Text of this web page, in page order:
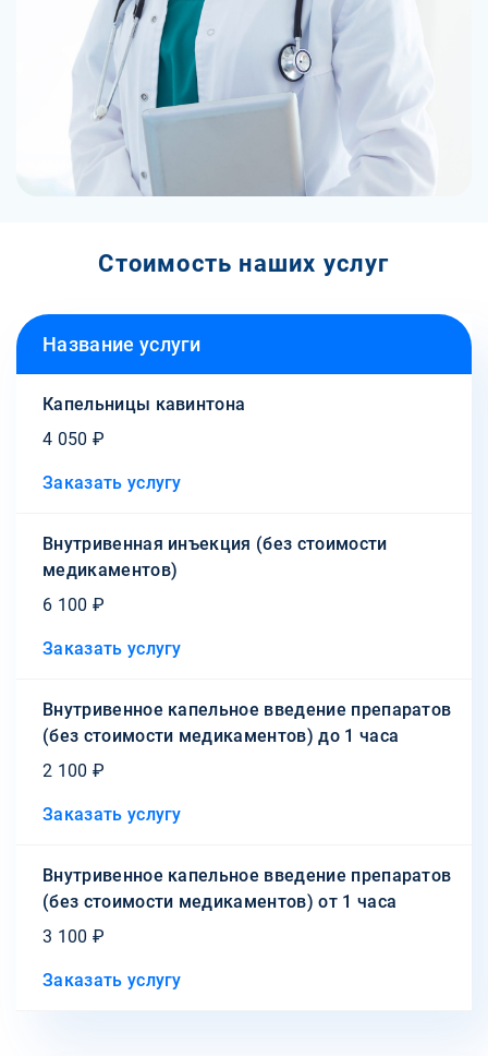
Стоимость наших услуг
Название услуги
Капельницы кавинтона
4 050 ₽
Заказать услугу
Внутривенная инъекция (без стоимости
медикаментов)
6 100 ₽
Заказать услугу
Внутривенное капельное введение препаратов
(без стоимости медикаментов) до 1 часа
2 100 ₽
Заказать услугу
Внутривенное капельное введение препаратов
(без стоимости медикаментов) от 1 часа
3 100 ₽
Заказать услугу